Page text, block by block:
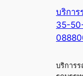
บริการ
35-
บริการร